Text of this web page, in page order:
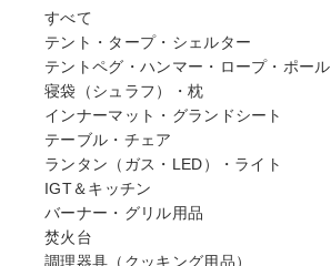
すべて
テント・タープ・シェルター
テントペグ・ハンマー・ロープ・ポール
寝袋（シュラフ）・枕
インナーマット・グランドシート
テーブル・チェア
ランタン（ガス・LED）・ライト
IGT＆キッチン
バーナー・グリル用品
焚火台
調理器具（クッキング用品）